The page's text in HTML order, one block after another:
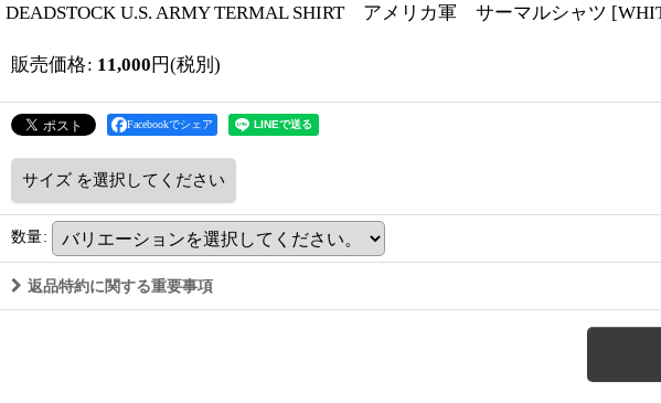
DEADSTOCK U.S. ARMY TERMAL SHIRT アメリカ軍 サーマルシャツ [
販売価格: 11,000 円(税別)
Facebookでシェア
サイズ を選択してください
数量:
返品特約に関する重要事項